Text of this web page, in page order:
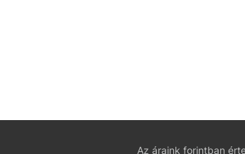
Az áraink forintban